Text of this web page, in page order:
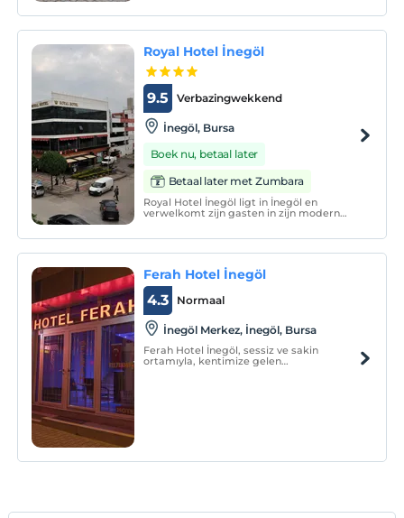
en buitenlandse gasten gezondheid
Royal Hotel İnegöl
Verbazingwekkend
9.5
İnegöl, Bursa
Boek nu, betaal later
Betaal later met Zumbara
Royal Hotel İnegöl ligt in İnegöl en
verwelkomt zijn gasten in zijn modern
faciliteit heeft 52 kamers.
Ferah Hotel İnegöl
Normaal
4.3
İnegöl Merkez, İnegöl, Bursa
Ferah Hotel İnegöl, sessiz ve sakin
ortamıyla, kentimize gelen